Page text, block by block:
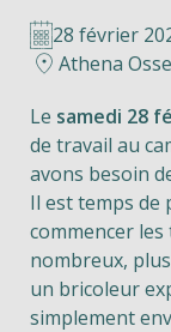
28 février
Athena
Le samedi 28
de travail au
avons besoin
Il est temps de
commencer
nombreux,
un bricoleur
simplement